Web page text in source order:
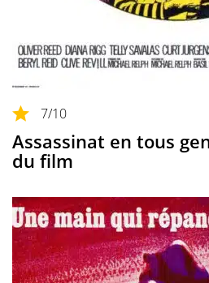
7/10
Assassinat en tous
du film